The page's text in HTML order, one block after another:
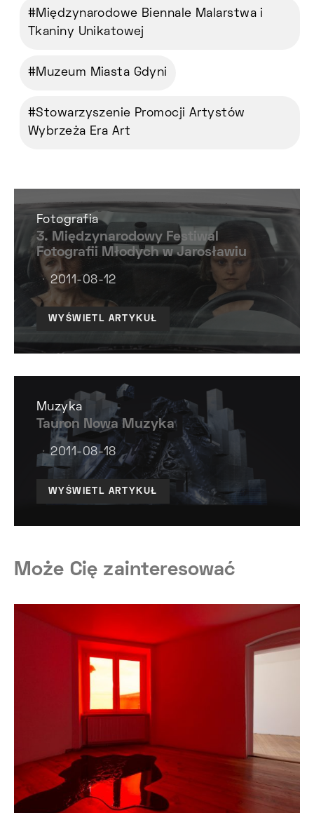
Międzynarodowe Biennale Malarstwa i
Tkaniny Unikatowej
Muzeum Miasta Gdyni
Stowarzyszenie Promocji Artystów
Wybrzeża Era Art
Fotografia
3. Międzynarodowy Festiwal
Fotografii Młodych w Jarosławiu
2011-08-12
WYŚWIETL ARTYKUŁ
Muzyka
Tauron Nowa Muzyka
2011-08-18
WYŚWIETL ARTYKUŁ
Może Cię zainteresować